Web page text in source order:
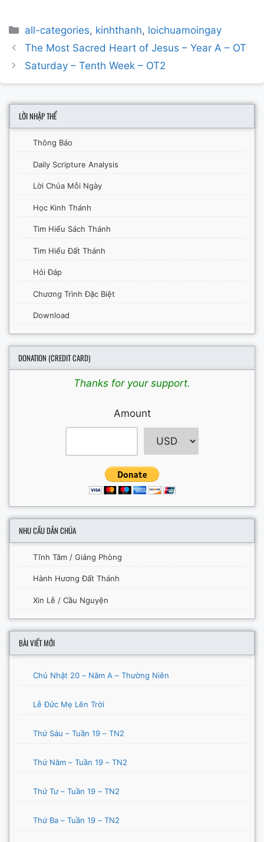
Categories
all-categories, kinhthanh, loichuamoingay
Post
navigation
The Most Sacred Heart of Jesus – Year A – OT
Saturday – Tenth Week – OT2
LỜI NHẬP THỂ
Thông Báo
Daily Scripture Analysis
Lời Chúa Mỗi Ngày
Học Kinh Thánh
Tìm Hiểu Sách Thánh
Tìm Hiểu Đất Thánh
Hỏi Đáp
Chương Trình Đặc Biệt
Download
DONATION (CREDIT CARD)
Thanks for your support.
Amount
NHU CẦU DÂN CHÚA
Tĩnh Tâm / Giảng Phòng
Hành Hương Đất Thánh
Xin Lễ / Cầu Nguyện
BÀI VIẾT MỚI
Chủ Nhật 20 – Năm A – Thường Niên
Lễ Đức Mẹ Lên Trời
Thứ Sáu – Tuần 19 – TN2
Thứ Năm – Tuần 19 – TN2
Thứ Tư – Tuần 19 – TN2
Thứ Ba – Tuần 19 – TN2